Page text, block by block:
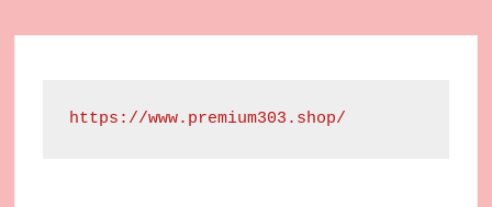
https://www.premium303.shop/